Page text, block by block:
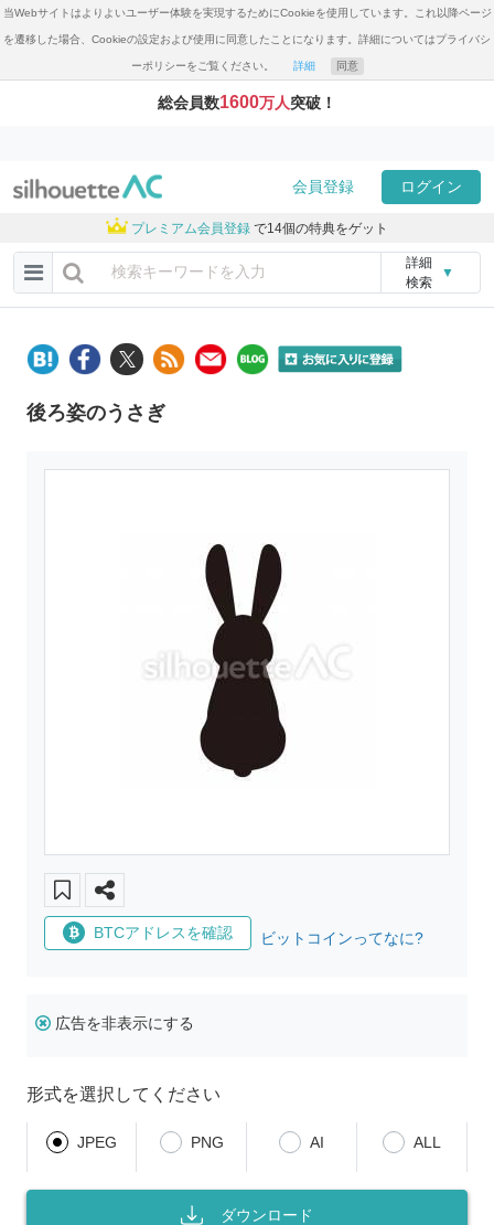
当Webサイトはよりよいユーザー体験を実現するためにCookieを使用しています。これ以降ページ
を遷移した場合、Cookieの設定および使用に同意したことになります。詳細についてはプライバシ
ーポリシーをご覧ください。 詳細 同意
総会員数1600万人突破！
会員登録 ログイン
プレミアム会員登録 で14個の特典をゲット
詳細
検索
▼
後ろ姿のうさぎ
BTCアドレスを確認 ビットコインってなに?
広告を非表示にする
形式を選択してください
JPEG PNG AI ALL
ダウンロード